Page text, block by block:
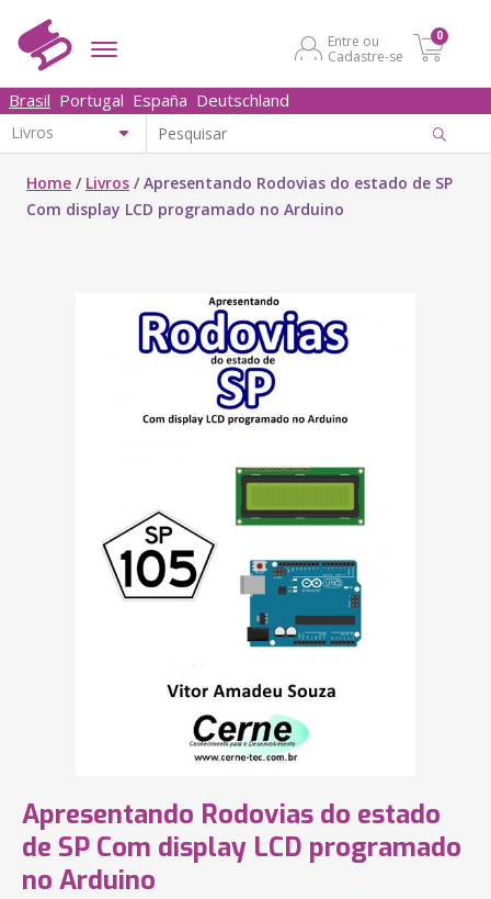
Entre ou
Cadastre-se
0
Brasil Portugal España Deutschland
Home / Livros /Apresentando Rodovias do estado de SP
Com display LCD programado no Arduino
Apresentando Rodovias do estado
de SP Com display LCD programado
no Arduino